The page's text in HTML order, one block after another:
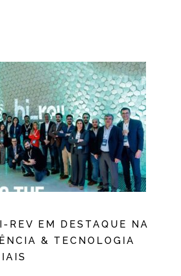
REV EM DESTAQUE NA
& TECNOLOGIA